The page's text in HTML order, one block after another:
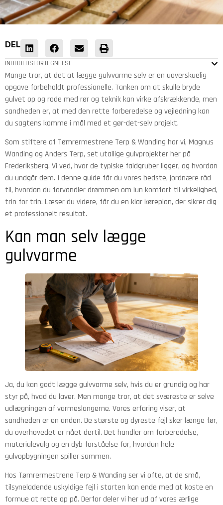
DEL
INDHOLDSFORTEGNELSE
Mange tror, at det at lægge gulvvarme selv er en uoverskuelig
opgave forbeholdt professionelle. Tanken om at skulle bryde
gulvet op og rode med rør og teknik kan virke afskrækkende, men
sandheden er, at med den rette forberedelse og vejledning kan
du sagtens komme i mål med et gør-det-selv projekt.
Som stiftere af Tømrermestrene Terp & Wanding har vi, Magnus
Wanding og Anders Terp, set utallige gulvprojekter her på
Frederiksberg. Vi ved, hvor de typiske faldgruber ligger, og hvordan
du undgår dem. I denne guide får du vores bedste, jordnære råd
til, hvordan du forvandler drømmen om lun komfort til virkelighed,
trin for trin. Læser du videre, får du en klar køreplan, der sikrer dig
et professionelt resultat.
Kan man selv lægge
gulvvarme
Ja, du kan godt lægge gulvvarme selv, hvis du er grundig og har
styr på, hvad du laver. Men mange tror, at det sværeste er selve
udlægningen af varmeslangerne. Vores erfaring viser, at
sandheden er en anden. De største og dyreste fejl sker længe før,
du overhovedet er nået dertil. Det handler om forberedelse,
materialevalg og en dyb forståelse for, hvordan hele
gulvopbygningen spiller sammen.
Hos Tømrermestrene Terp & Wanding ser vi ofte, at de små,
tilsyneladende uskyldige fejl i starten kan ende med at koste en
formue at rette op på. Derfor deler vi her ud af vores ærlige